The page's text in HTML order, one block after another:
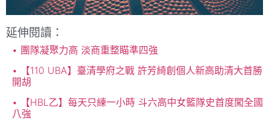
延伸閱讀：
團隊凝聚力高 淡商重整瞄準四強
【110 UBA】臺清學府之戰 許芳綺創個人新高助清大首勝
開胡
【HBL乙】每天只練一小時 斗六高中女籃隊史首度闖全國
八強